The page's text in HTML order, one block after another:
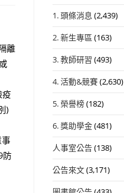
離
疫
)
防
1. 頭條消息 (2,439)
2. 新生專區 (163)
3. 教師研習 (493)
4. 活動&競賽(2,630)
5. 榮譽榜(182)
6. 獎助學金(481)
人事室公告(138)
公告來文(3,171)